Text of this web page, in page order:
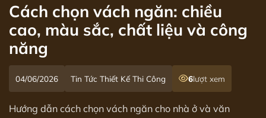
Cách chọn vách ngăn: chiều
cao, màu sắc, chất liệu và công
năng
04/06/2026 Tin Tức Thiết Kế Thi Công 6lượt xem
Hướng dẫn cách chọn vách ngăn cho nhà ở và văn